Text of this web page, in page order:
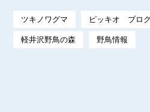
ツキノワグマ ピッキオ ブロ
軽井沢野鳥の森 野鳥情報